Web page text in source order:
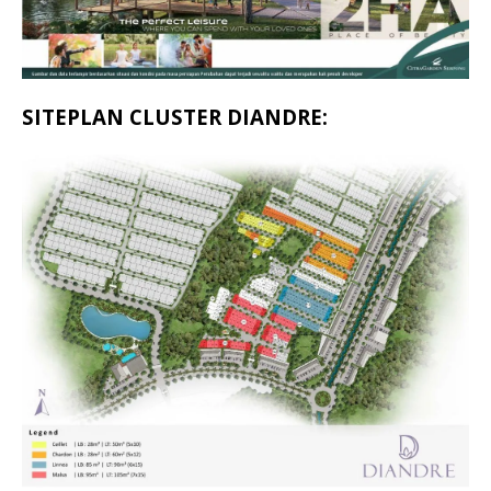
SITEPLAN CLUSTER DIANDRE: